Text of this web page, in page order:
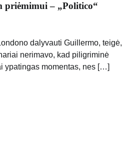
priėmimui – „Politico“
dalyvauti Guillermo, teigė,
nerimavo, kad piligriminė
ypatingas momentas, nes […]